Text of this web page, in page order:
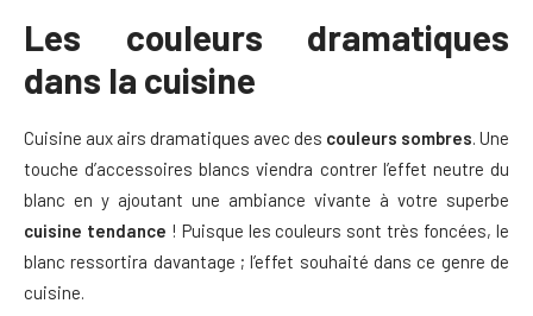
Les couleurs dramatiques
dans la cuisine
Cuisine aux airs dramatiques avec des couleurs sombres. Une
touche d’accessoires blancs viendra contrer l’effet neutre du
blanc en y ajoutant une ambiance vivante à votre superbe
cuisine tendance ! Puisque les couleurs sont très foncées, le
blanc ressortira davantage ; l’effet souhaité dans ce genre de
cuisine.